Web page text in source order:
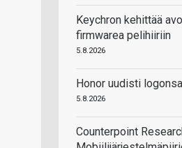
Keychron kehittää
firmwarea pelihiiriin
5.8.2026
Honor uudisti logonsa
5.8.2026
Counterpoint